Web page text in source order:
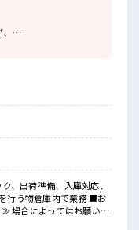
ましょう！
、出荷準備、入庫対応、
う物倉庫内で業務 ■お
場合によってはお願いす
どナシ！ ≪完全週休二日